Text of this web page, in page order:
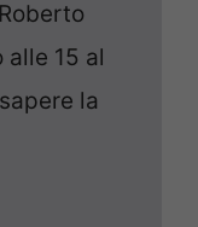
15 al
la